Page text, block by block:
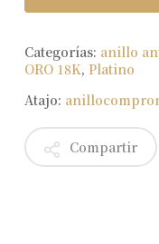
Categorías: anillo
ORO 18K, Platino
Atajo:
Compartir